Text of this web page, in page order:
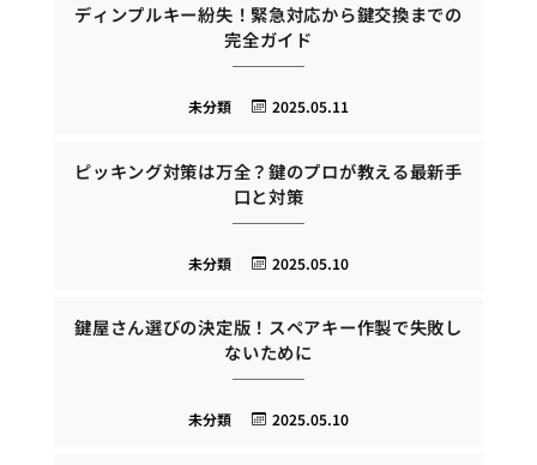
ディンプルキー紛失！緊急対応から鍵交換までの
完全ガイド
2025.05.11
未分類
ピッキング対策は万全？鍵のプロが教える最新手
口と対策
2025.05.10
未分類
鍵屋さん選びの決定版！スペアキー作製で失敗し
ないために
2025.05.10
未分類